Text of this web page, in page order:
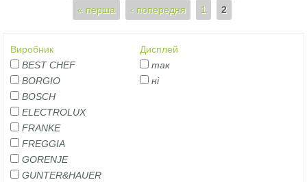
Сторінки« перша ‹ попередня 1 2
Виробник
BEST CHEF
BORGIO
BOSCH
ELECTROLUX
FRANKE
FREGGIA
GORENJE
GUNTER&HAUER
Дисплей
так
ні